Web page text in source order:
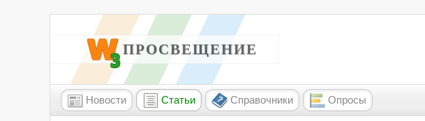
W3 ПРОСВЕЩЕНИЕ
Новости Статьи Справочники Опросы